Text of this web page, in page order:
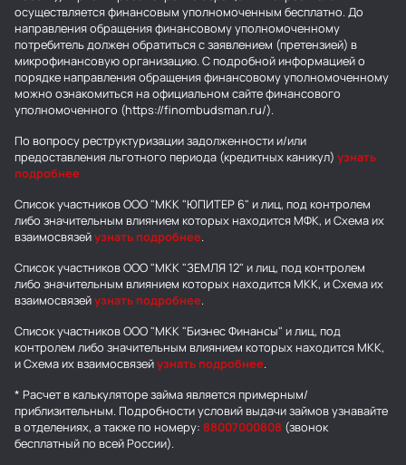
осуществляется финансовым уполномоченным бесплатно. До
направления обращения финансовому уполномоченному
потребитель должен обратиться с заявлением (претензией) в
микрофинансовую организацию. С подробной информацией о
порядке направления обращения финансовому уполномоченному
можно ознакомиться на официальном сайте финансового
уполномоченного (https://finombudsman.ru/).
По вопросу реструктуризации задолженности и/или
предоставления льготного периода (кредитных каникул) узнать
подробнее
Список участников ООО "МКК "ЮПИТЕР 6" и лиц, под контролем
либо значительным влиянием которых находится МФК, и Схема их
взаимосвязейузнать подробнее.
Список участников ООО "МКК "ЗЕМЛЯ 12" и лиц, под контролем
либо значительным влиянием которых находится МКК, и Схема их
взаимосвязейузнать подробнее.
Список участников ООО "МКК "Бизнес Финансы" и лиц, под
контролем либо значительным влиянием которых находится МКК,
и Схема их взаимосвязейузнать подробнее.
* Расчет в калькуляторе займа является примерным/
приблизительным. Подробности условий выдачи займов узнавайте
в отделениях, а также по номеру: 88007000808 (звонок
бесплатный по всей России).